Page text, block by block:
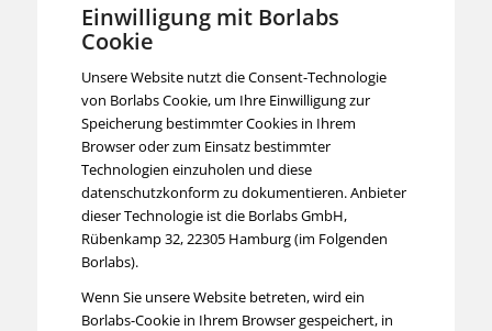
Einwilligung mit Borlabs
Cookie
Unsere Website nutzt die Consent-Technologie
von Borlabs Cookie, um Ihre Einwilligung zur
Speicherung bestimmter Cookies in Ihrem
Browser oder zum Einsatz bestimmter
Technologien einzuholen und diese
datenschutzkonform zu dokumentieren. Anbieter
dieser Technologie ist die Borlabs GmbH,
Rübenkamp 32, 22305 Hamburg (im Folgenden
Borlabs).
Wenn Sie unsere Website betreten, wird ein
Borlabs-Cookie in Ihrem Browser gespeichert, in